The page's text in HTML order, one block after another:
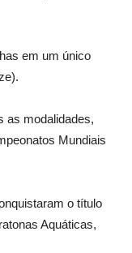
em um único
as modalidades,
Mundiais
o título
Aquáticas,